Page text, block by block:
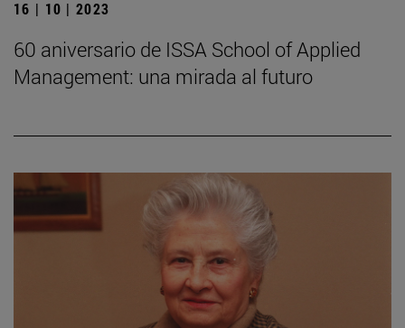
16 | 10 | 2023
60 aniversario de ISSA School of Applied
Management: una mirada al futuro